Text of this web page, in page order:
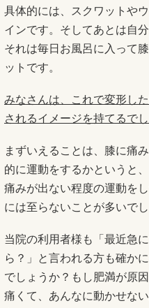
具体的には、スクワットや
インです。そしてあとは自
それは毎日お風呂に入って
ットです。
みなさんは、これで変形し
されるイメージを持てるで
まずいえることは、膝に痛
的に運動をするかというと
痛みが出ない程度の運動を
には至らないことが多いでし
当院の利用者様も「最近急
ら？」と言われる方も確か
でしょうか？もし肥満が原
痛くて、あんなに動かせな